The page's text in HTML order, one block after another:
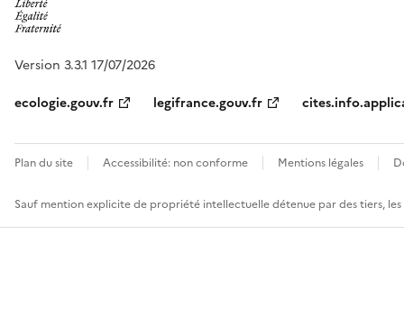
Version 3.3.1 17/07/2026
ecologie.gouv.fr
legifrance.gouv.fr
Plan du site Accessibilité: non conforme Mentions légales
Sauf mention explicite de propriété intellectuelle détenue par des tiers,